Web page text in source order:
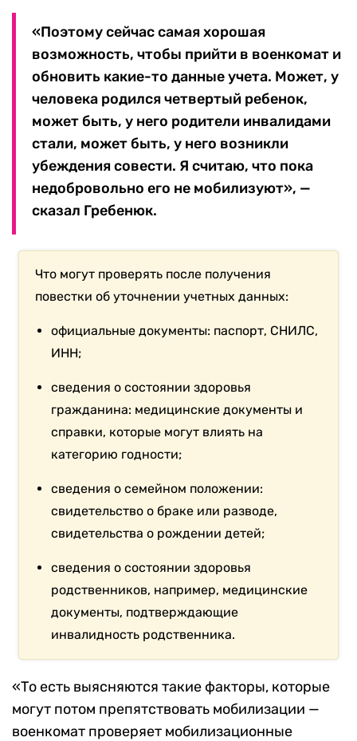
«Поэтому сейчас самая хорошая
возможность, чтобы прийти в военкомат и
обновить какие-то данные учета. Может, у
человека родился четвертый ребенок,
может быть, у него родители инвалидами
стали, может быть, у него возникли
убеждения совести. Я считаю, что пока
недобровольно его не мобилизуют», —
сказал Гребенюк.
Что могут проверять после получения
повестки об уточнении учетных данных:
официальные документы: паспорт, СНИЛС,
ИНН;
сведения о состоянии здоровья
гражданина: медицинские документы и
справки, которые могут влиять на
категорию годности;
сведения о семейном положении:
свидетельство о браке или разводе,
свидетельства о рождении детей;
сведения о состоянии здоровья
родственников, например, медицинские
документы, подтверждающие
инвалидность родственника.
«То есть выясняются такие факторы, которые
могут потом препятствовать мобилизации —
военкомат проверяет мобилизационные